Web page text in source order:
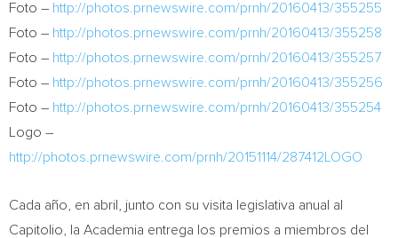
Foto – http://photos.prnewswire.com/prnh/20160413/355255
Foto – http://photos.prnewswire.com/prnh/20160413/355258
Foto – http://photos.prnewswire.com/prnh/20160413/355257
Foto – http://photos.prnewswire.com/prnh/20160413/355256
Foto – http://photos.prnewswire.com/prnh/20160413/355254
Logo –
http://photos.prnewswire.com/prnh/20151114/287412LOGO
Cada año, en abril, junto con su visita legislativa anual al
Capitolio, la Academia entrega los premios a miembros del